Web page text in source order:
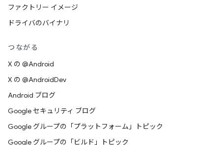
ファクトリー イメージ
ドライバのバイナリ
つながる
X の @Android
X の @AndroidDev
Android ブログ
Google セキュリティ ブログ
Google グループの「プラットフォーム」トピック
Google グループの「ビルド」トピック